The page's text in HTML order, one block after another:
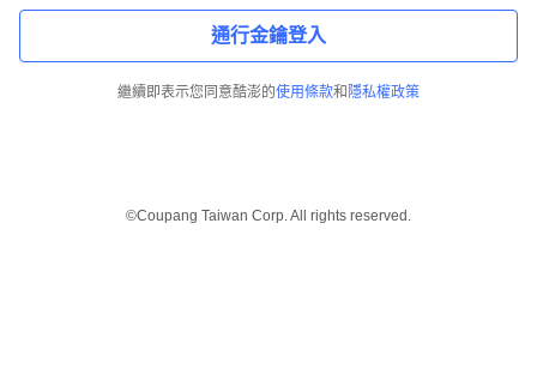
通行金鑰登入
繼續即表示您同意酷澎的使用條款和 隱私權政策
©Coupang Taiwan Corp. All rights reserved.